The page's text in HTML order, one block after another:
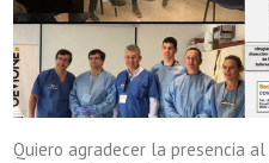
Quiero agradecer la presencia